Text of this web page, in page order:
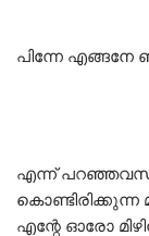
പിന്നേ എങ്ങനേ
എന്ന്
കൊണ്ടിരിക്കുന്ന
എന്റേ ഓരോ